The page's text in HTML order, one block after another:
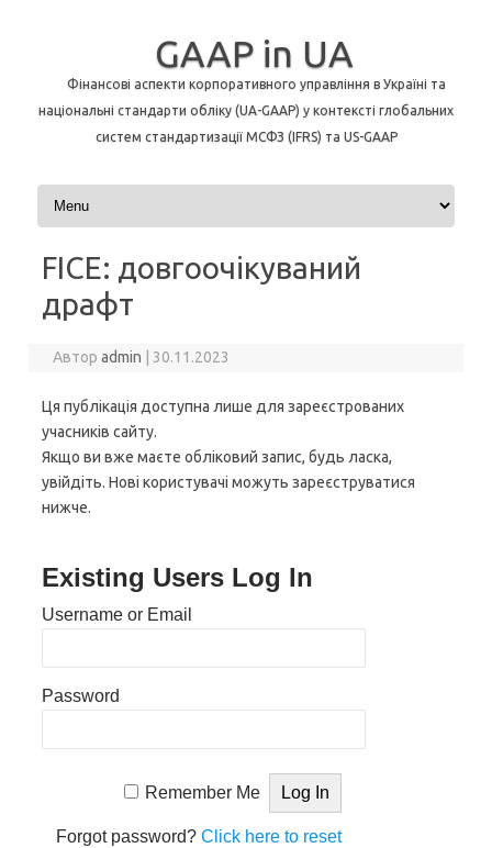
GAAP in UA
Фінансові аспекти корпоративного управління в Україні та
національні стандарти обліку (UA-GAAP) у контексті глобальних
систем стандартизації МСФЗ (IFRS) та US-GAAP
Перейти до контенту
FICE: довгоочікуваний
драфт
Авторadmin 30.11.2023
Ця публікація доступна лише для зареєстрованих
учасників сайту.
Якщо ви вже маєте обліковий запис, будь ласка,
увійдіть. Нові користувачі можуть зареєструватися
нижче.
Existing Users Log In
Username or Email
Password
Remember Me
Forgot password?Click here to reset